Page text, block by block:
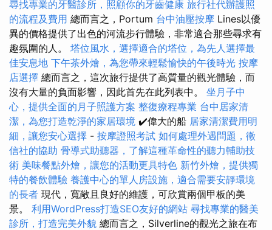
尋找專業的牙醫診所，照顧你的牙齒健康 旅行社代辦護照
的流程及費用 總而言之，Portum 台中油壓按摩 Lines以優
異的價格提供了出色的河流步行體驗，非常適合那些尋求有
趣氛圍的人。 塔位風水，選擇適合的塔位，為先人選擇最
佳安息地 下午茶外燴，為您帶來輕鬆愉快的午後時光 按摩
店選擇 總而言之，這次旅行提供了高質量的觀光體驗，而
沒有大量的負面影響，因此首先在此列表中。 坐月子中
心，提供全面的月子照護方案 整復療程專業 台中居家清
潔，為您打造乾淨的家居環境 ✔️偉大的船 居家清潔費用明
細，讓您安心選擇 - 按摩證照考試 如何處理外遇問題，徵
信社的協助 骨導式助聽器，了解這種革命性的聽力輔助技
術 美味餐點外燴，讓您的活動更具特色 新竹外燴，提供獨
特的餐飲體驗 養護中心的單人房設施，適合需要安靜環境
的長者 現代，寬敞且良好的維護，可欣賞兩個甲板的美
景。 利用WordPress打造SEO友好的網站 尋找專業的醫美
診所，打造完美外貌 總而言之，Silverline的觀光之旅在布